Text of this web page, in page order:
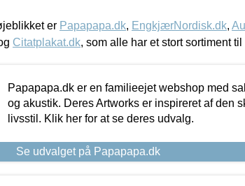
er Papapapa.dk, EngkjærNordisk.dk,
Citatplakat.dk, som alle har et stort sortiment til
Papapapa.dk er en familieejet webshop med
og akustik. Deres Artworks er inspireret af den
livsstil. Klik her for at se deres udvalg.
Se udvalget på Papapapa.dk